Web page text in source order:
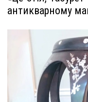
антикварному